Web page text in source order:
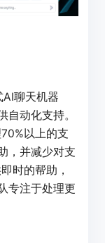
聊天机器
自动化支持。
以上的支
，并减少对支
时的帮助，
专注于处理更